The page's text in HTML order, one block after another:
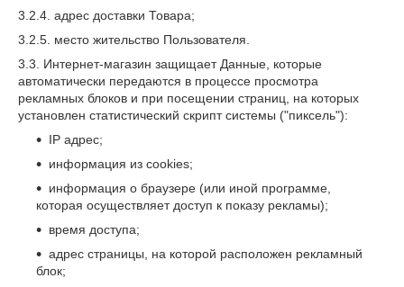
3.2.4. адрес доставки Товара;
3.2.5. место жительство Пользователя.
3.3. Интернет-магазин защищает Данные, которые
автоматически передаются в процессе просмотра
рекламных блоков и при посещении страниц, на которых
установлен статистический скрипт системы ("пиксель"):
IP адрес;
информация из cookies;
информация о браузере (или иной программе,
которая осуществляет доступ к показу рекламы);
время доступа;
адрес страницы, на которой расположен рекламный
блок;